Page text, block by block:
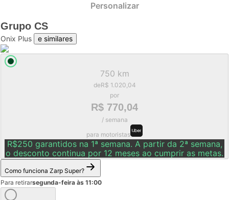
Personalizar
Grupo CS
Onix Plus e similares
750 km
deR$ 1.020,04
por
R$ 770,04
/ semana
para motoristas
R$250 garantidos na 1ª semana. A partir da 2ª semana,
o desconto continua por 12 meses ao cumprir as metas.
Como funciona Zarp Super?
Para retirarsegunda-feira às 11:00